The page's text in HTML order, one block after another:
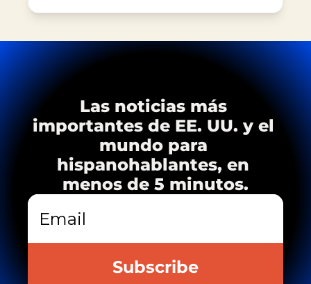
Las noticias más
importantes de EE. UU. y el
mundo para
hispanohablantes, en
menos de 5 minutos.
Subscribe